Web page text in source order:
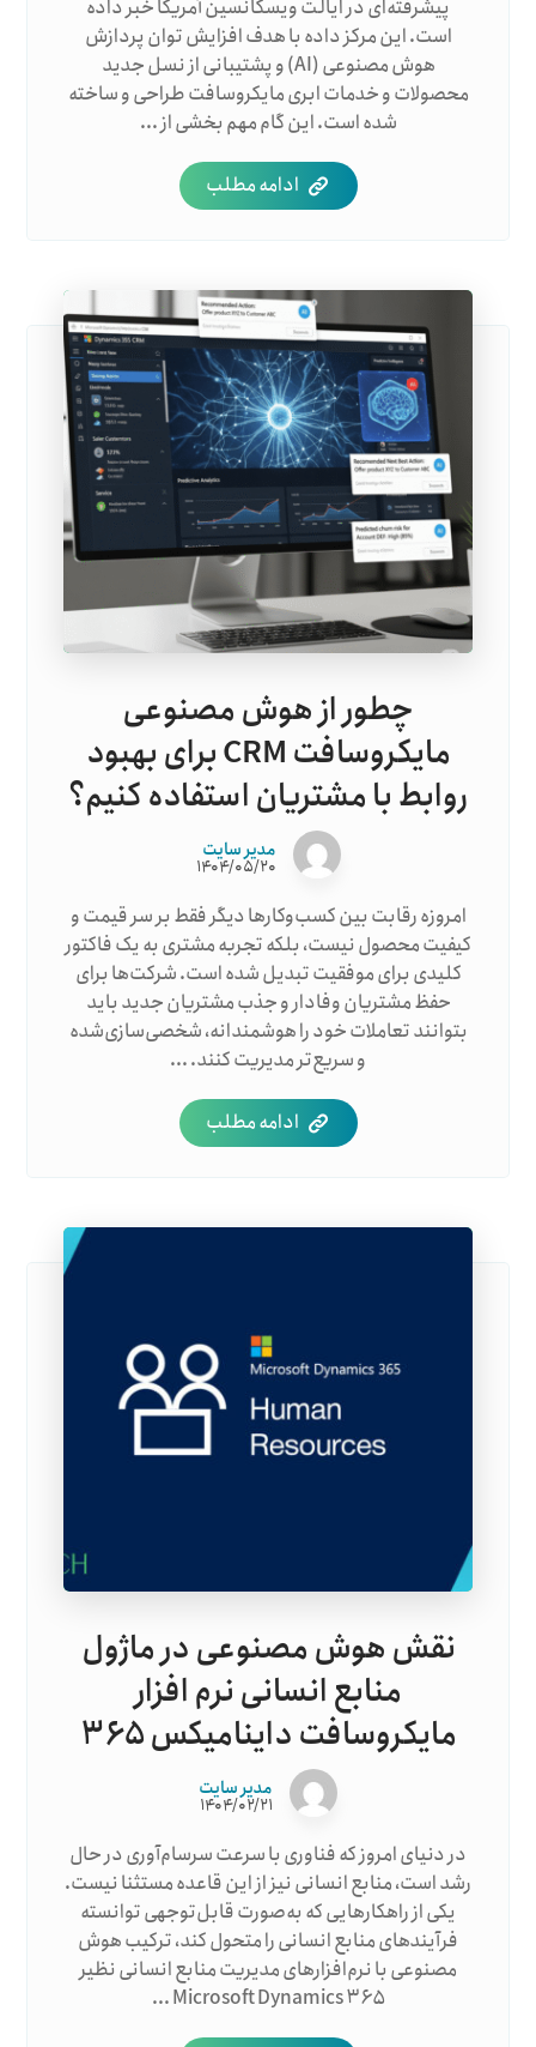
پیشرفته‌ای در ایالت ویسکانسین آمریکا خبر داده
است. این مرکز داده با هدف افزایش توان پردازش
هوش مصنوعی (AI) و پشتیبانی از نسل جدید
محصولات و خدمات ابری مایکروسافت طراحی و ساخته
شده است. این گام مهم بخشی از ...
ادامه مطلب
چطور از هوش مصنوعی
مایکروسافت CRM برای بهبود
روابط با مشتریان استفاده کنیم؟
مدیر سایت
۱۴۰۴/۰۵/۲۰
امروزه رقابت بین کسب‌وکارها دیگر فقط بر سر قیمت و
کیفیت محصول نیست، بلکه تجربه مشتری به یک فاکتور
کلیدی برای موفقیت تبدیل شده است. شرکت‌ها برای
حفظ مشتریان وفادار و جذب مشتریان جدید باید
بتوانند تعاملات خود را هوشمندانه، شخصی‌سازی‌شده
و سریع‌تر مدیریت کنند. ...
ادامه مطلب
نقش هوش مصنوعی در ماژول
منابع انسانی نرم افزار
مایکروسافت داینامیکس ۳۶۵
مدیر سایت
۱۴۰۴/۰۲/۲۱
در دنیای امروز که فناوری با سرعت سرسام‌آوری در حال
رشد است، منابع انسانی نیز از این قاعده مستثنا نیست.
یکی از راهکارهایی که به‌صورت قابل‌توجهی توانسته
فرآیندهای منابع انسانی را متحول کند، ترکیب هوش
مصنوعی با نرم‌افزارهای مدیریت منابع انسانی نظیر
Microsoft Dynamics ۳۶۵ ...